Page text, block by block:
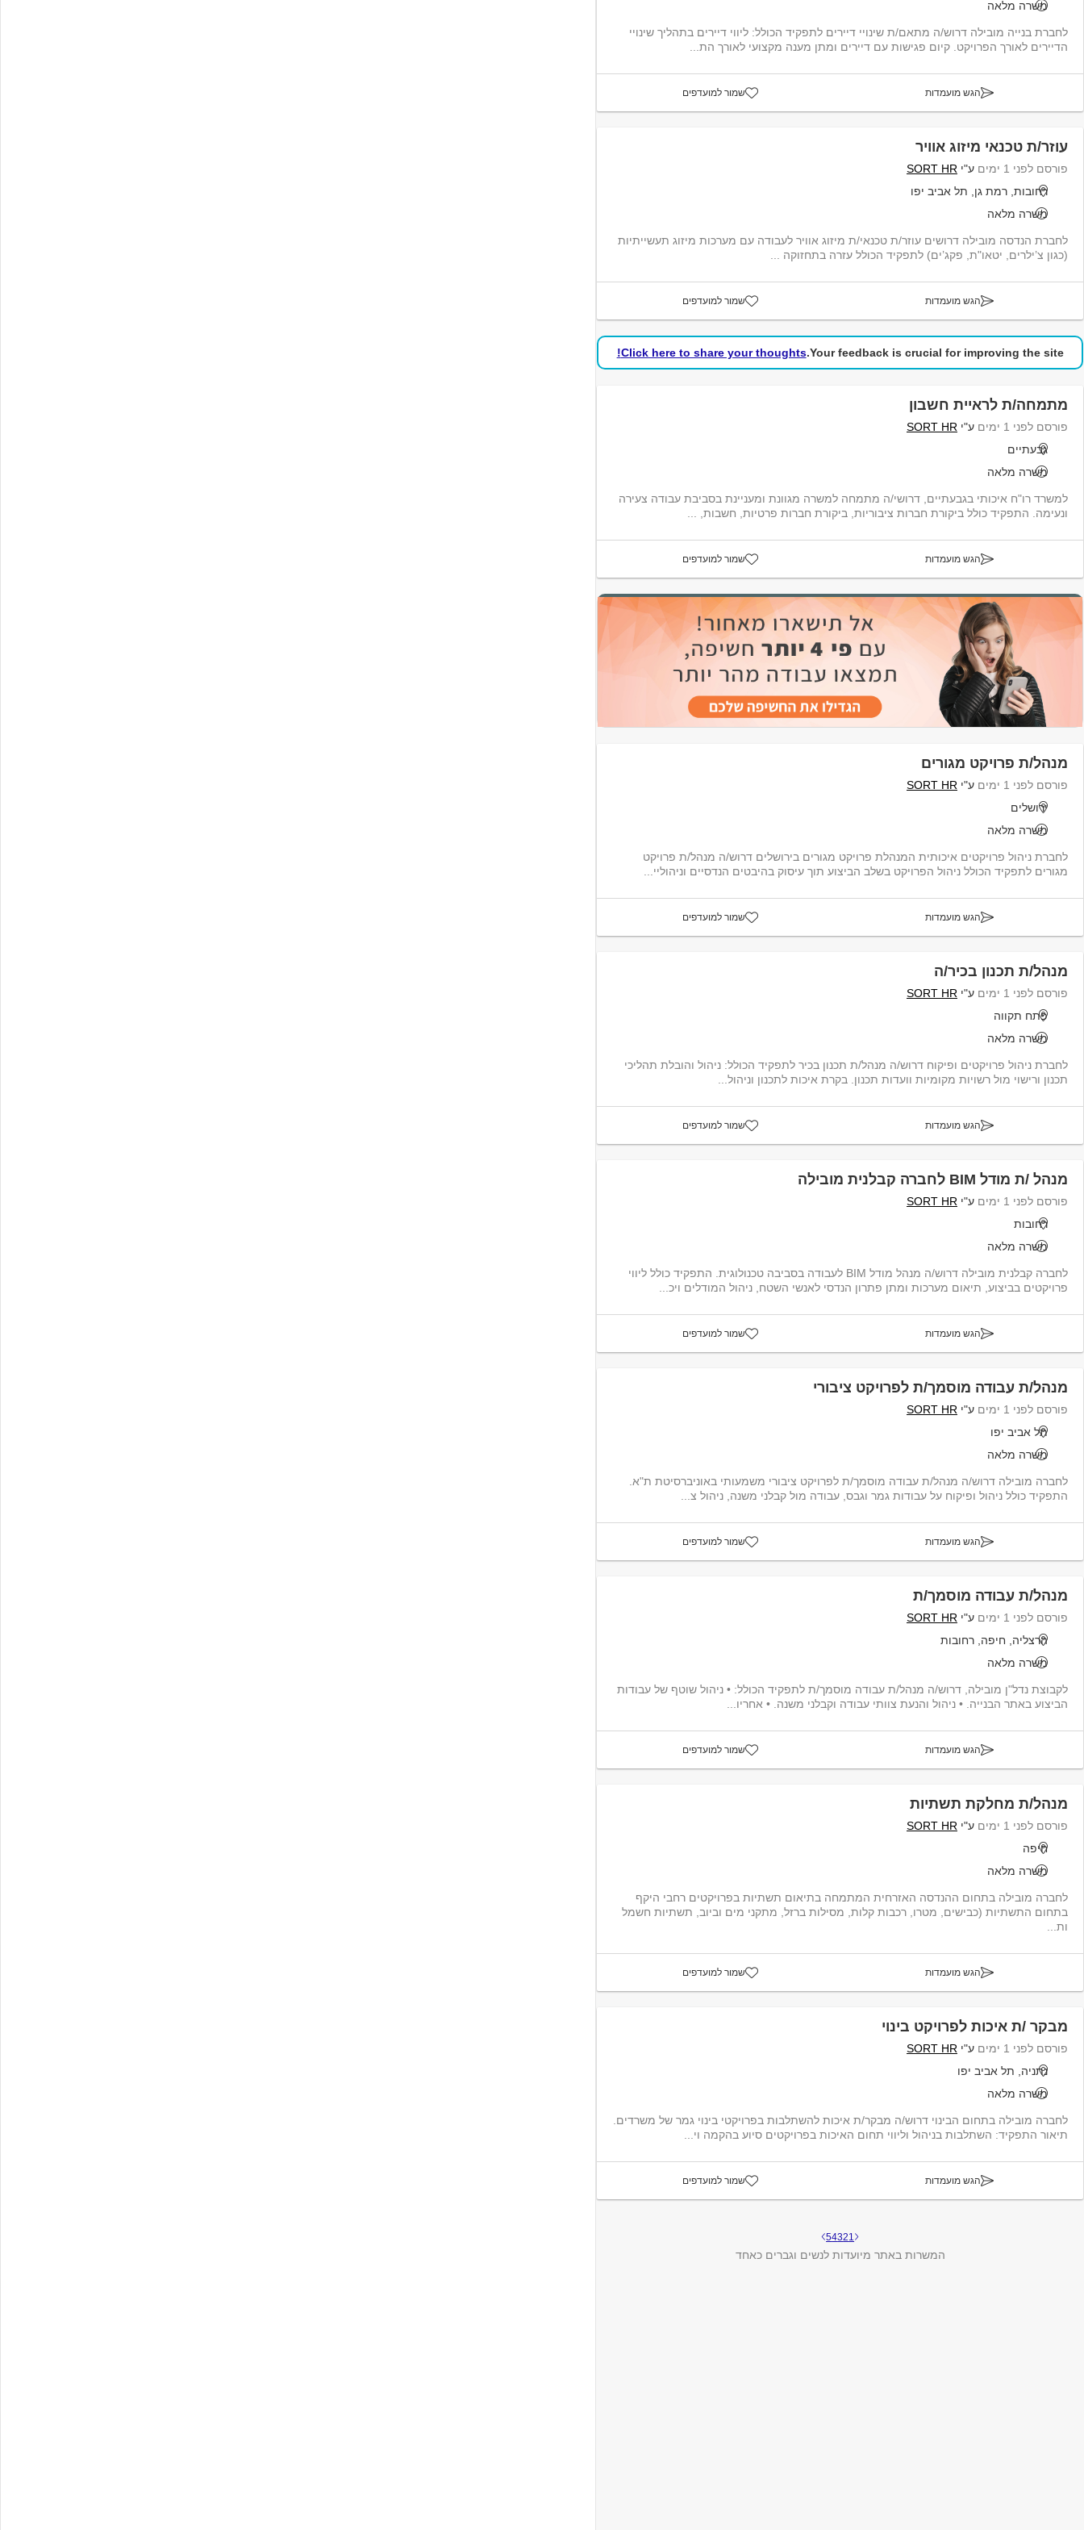
משרה מלאה
לחברת בנייה מובילה דרוש/ה מתאם/ת שינויי דיירים לתפקיד הכולל: ליווי דיירים בתהליך שינויי
הדיירים לאורך הפרויקט. קיום פגישות עם דיירים ומתן מענה מקצועי לאורך הת...
הגש מועמדות שמור למועדפים
עוזר/ת טכנאי מיזוג אוויר
פורסם לפני 1 ימים ע"י SORT HR
רחובות, רמת גן, תל אביב יפו
משרה מלאה
לחברת הנדסה מובילה דרושים עוזר/ת טכנאי/ת מיזוג אוויר לעבודה עם מערכות מיזוג תעשייתיות
(כגון צ’ילרים, יטאו"ת, פקג’ים) לתפקיד הכולל עזרה בתחזוקה ...
הגש מועמדות שמור למועדפים
Your feedback is crucial for improving the site.
Click here to share your thoughts!
מתמחה/ת לראיית חשבון
פורסם לפני 1 ימים ע"י SORT HR
גבעתיים
משרה מלאה
למשרד רו"ח איכותי בגבעתיים, דרושי/ה מתמחה למשרה מגוונת ומעניינת בסביבת עבודה צעירה
ונעימה. התפקיד כולל ביקורת חברות ציבוריות, ביקורת חברות פרטיות, חשבות, ...
הגש מועמדות שמור למועדפים
מנהל/ת פרויקט מגורים
פורסם לפני 1 ימים ע"י SORT HR
ירושלים
משרה מלאה
לחברת ניהול פרויקטים איכותית המנהלת פרויקט מגורים בירושלים דרוש/ה מנהל/ת פרויקט
מגורים לתפקיד הכולל ניהול הפרויקט בשלב הביצוע תוך עיסוק בהיבטים הנדסיים וניהוליי...
הגש מועמדות שמור למועדפים
מנהל/ת תכנון בכיר/ה
פורסם לפני 1 ימים ע"י SORT HR
פתח תקווה
משרה מלאה
לחברת ניהול פרויקטים ופיקוח דרוש/ה מנהל/ת תכנון בכיר לתפקיד הכולל: ניהול והובלת תהליכי
תכנון ורישוי מול רשויות מקומיות וועדות תכנון. בקרת איכות לתכנון וניהול...
הגש מועמדות שמור למועדפים
מנהל /ת מודל BIM לחברה קבלנית מובילה
פורסם לפני 1 ימים ע"י SORT HR
רחובות
משרה מלאה
לחברה קבלנית מובילה דרוש/ה מנהל מודל BIM לעבודה בסביבה טכנולוגית. התפקיד כולל ליווי
פרויקטים בביצוע, תיאום מערכות ומתן פתרון הנדסי לאנשי השטח, ניהול המודלים ויכ...
הגש מועמדות שמור למועדפים
מנהל/ת עבודה מוסמך/ת לפרויקט ציבורי
פורסם לפני 1 ימים ע"י SORT HR
תל אביב יפו
משרה מלאה
לחברה מובילה דרוש/ה מנהל/ת עבודה מוסמך/ת לפרויקט ציבורי משמעותי באוניברסיטת ת"א.
התפקיד כולל ניהול ופיקוח על עבודות גמר וגבס, עבודה מול קבלני משנה, ניהול צ...
הגש מועמדות שמור למועדפים
מנהל/ת עבודה מוסמך/ת
פורסם לפני 1 ימים ע"י SORT HR
הרצליה, חיפה, רחובות
משרה מלאה
לקבוצת נדל"ן מובילה, דרוש/ה מנהל/ת עבודה מוסמך/ת לתפקיד הכולל: • ניהול שוטף של עבודות
הביצוע באתר הבנייה. • ניהול והנעת צוותי עבודה וקבלני משנה. • אחריו...
הגש מועמדות שמור למועדפים
מנהל/ת מחלקת תשתיות
פורסם לפני 1 ימים ע"י SORT HR
חיפה
משרה מלאה
לחברה מובילה בתחום ההנדסה האזרחית המתמחה בתיאום תשתיות בפרויקטים רחבי היקף
בתחום התשתיות (כבישים, מטרו, רכבות קלות, מסילות ברזל, מתקני מים וביוב, תשתיות חשמל
ות...
הגש מועמדות שמור למועדפים
מבקר /ת איכות לפרויקט בינוי
פורסם לפני 1 ימים ע"י SORT HR
נתניה, תל אביב יפו
משרה מלאה
לחברה מובילה בתחום הבינוי דרוש/ה מבקר/ת איכות להשתלבות בפרויקטי בינוי גמר של משרדים.
תיאור התפקיד: השתלבות בניהול וליווי תחום האיכות בפרויקטים סיוע בהקמה וי...
הגש מועמדות שמור למועדפים
1
2
3
4
5
המשרות באתר מיועדות לנשים וגברים כאחד